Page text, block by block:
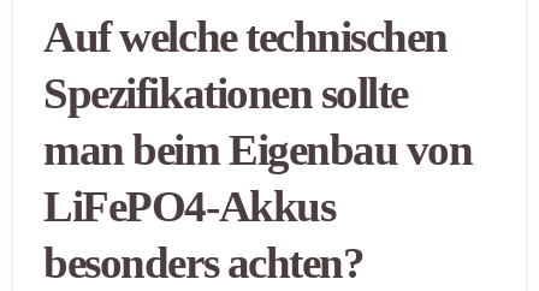
Auf welche technischen
Spezifikationen sollte
man beim Eigenbau von
LiFePO4-Akkus
besonders achten?